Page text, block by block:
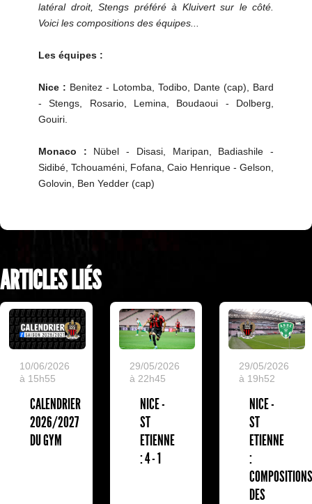
latéral droit, Stengs préféré à Kluivert sur le côté.
Voici les compositions des équipes...
Les équipes :
Nice : Benitez - Lotomba, Todibo, Dante (cap), Bard
- Stengs, Rosario, Lemina, Boudaoui - Dolberg,
Gouiri.
Monaco : Nübel - Disasi, Maripan, Badiashile -
Sidibé, Tchouaméni, Fofana, Caio Henrique - Gelson,
Golovin, Ben Yedder (cap)
ARTICLES LIÉS
10/06/2026
à 15h55
CALENDRIER
2026/2027
DU GYM
29/05/2026
à 22h45
NICE -
ST
ETIENNE
: 4 - 1
29/05/2026
à 19h52
NICE -
ST
ETIENNE
:
DES